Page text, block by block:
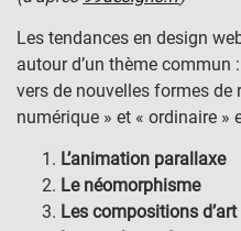
Les tendances en design
autour d’un thème commun
vers de nouvelles formes de
numérique » et « ordinaire »
L’animation parallaxe
Le néomorphisme
Les compositions